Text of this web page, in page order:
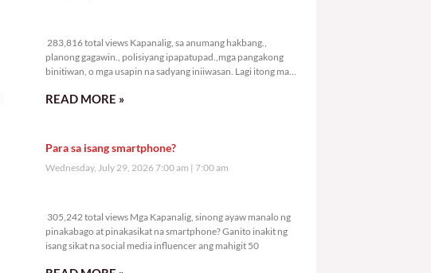
283,816 total views Kapanalig, sa anumang hakbang.,
planong gagawin., polisiyang ipapatupad.,mga pangakong
binitiwan, o mga usapin na sadyang iniiwasan. Lagi itong may
READ MORE »
Para sa isang smartphone?
Wednesday, July 29, 2026 7:00 am 7:00 am
305,242 total views Mga Kapanalig, sinong ayaw manalo ng
pinakabago at pinakasikat na smartphone? Ganito inakit ng
isang sikat na social media influencer ang mahigit 50